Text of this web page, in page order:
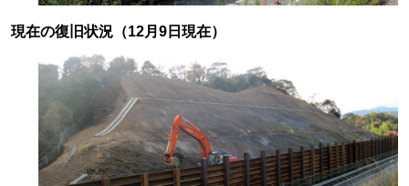
現在の復旧状況（12月9日現在）